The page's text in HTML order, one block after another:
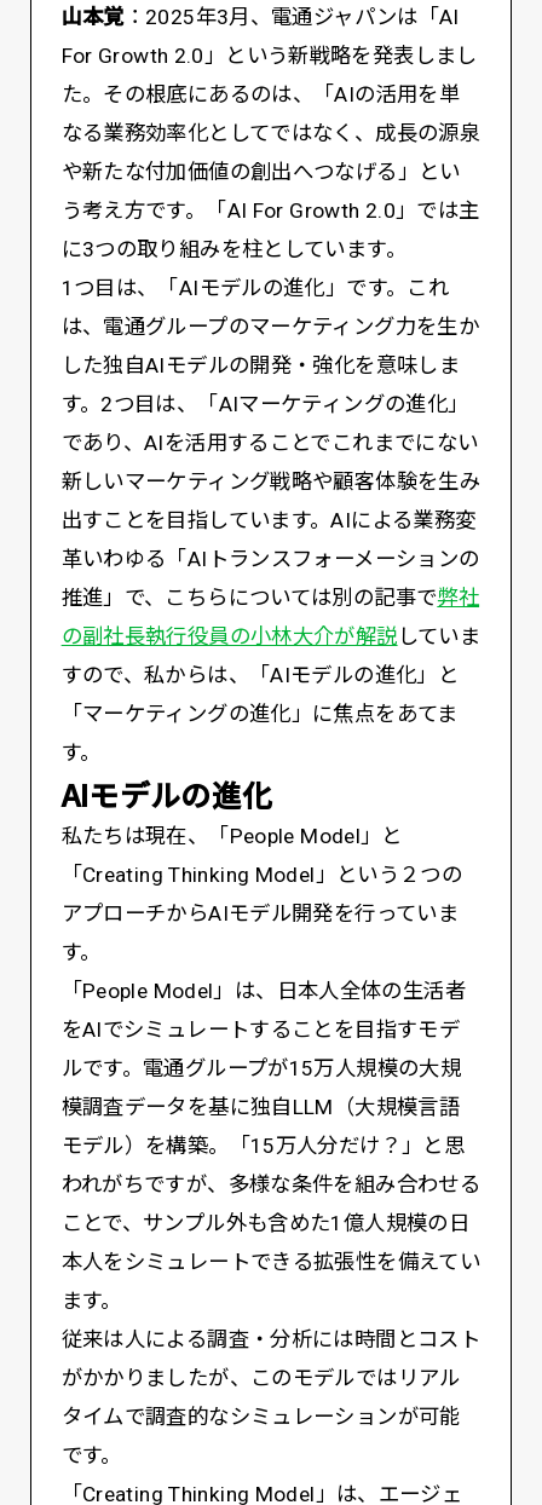
山本覚：2025年3月、電通ジャパンは「AI
For Growth 2.0」という新戦略を発表しまし
た。その根底にあるのは、「AIの活用を単
なる業務効率化としてではなく、成長の源泉
や新たな付加価値の創出へつなげる」とい
う考え方です。「AI For Growth 2.0」では主
に3つの取り組みを柱としています。
1つ目は、「AIモデルの進化」です。これ
は、電通グループのマーケティング力を生か
した独自AIモデルの開発・強化を意味しま
す。2つ目は、「AIマーケティングの進化」
であり、AIを活用することでこれまでにない
新しいマーケティング戦略や顧客体験を生み
出すことを目指しています。AIによる業務変
革いわゆる「AIトランスフォーメーションの
推進」で、こちらについては別の記事で弊社
の副社長執行役員の小林大介が解説 していま
すので、私からは、「AIモデルの進化」と
「マーケティングの進化」に焦点をあてま
す。
AIモデルの進化
私たちは現在、「People Model」と
「Creating Thinking Model」という２つの
アプローチからAIモデル開発を行っていま
す。
「People Model」は、日本人全体の生活者
をAIでシミュレートすることを目指すモデ
ルです。電通グループが15万人規模の大規
模調査データを基に独自LLM（大規模言語
モデル）を構築。「15万人分だけ？」と思
われがちですが、多様な条件を組み合わせる
ことで、サンプル外も含めた1億人規模の日
本人をシミュレートできる拡張性を備えてい
ます。
従来は人による調査・分析には時間とコスト
がかかりましたが、このモデルではリアル
タイムで調査的なシミュレーションが可能
です。
「Creating Thinking Model」は、エージェ